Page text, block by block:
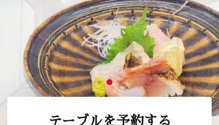
テーブルを予約する